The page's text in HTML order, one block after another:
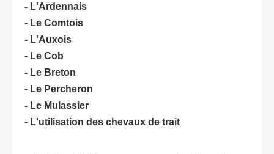
- L'Ardennais
- Le Comtois
- L'Auxois
- Le Cob
- Le Breton
- Le Percheron
- Le Mulassier
- L'utilisation des chevaux de trait